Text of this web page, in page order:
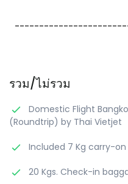
รวม/ไม่รวม
Domestic Flight
(Roundtrip) by Thai Vietjet
Included 7 Kg carry-
20 Kgs. Check-in